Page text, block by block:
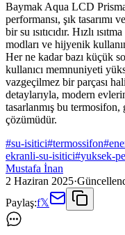
Baymak Aqua LCD
performansı, şık tasarımı
bir su ısıtıcıdır. Hızlı
modları ve hijyenik
Her ne kadar bazı küçük
kullanıcı memnuniyeti
vazgeçilmez bir parçası
detaylarıyla, modern
tasarlanmış bu termosifon,
çözümüdür.
#su-isitici#termossifon#
ekranli-su-isitici#yuksek-
Mustafa İnan
2 Haziran 2025·
Paylaş:f𝕏